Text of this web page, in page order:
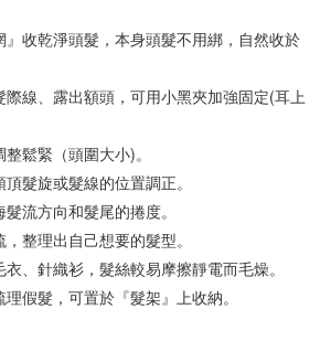
收乾淨頭髮，本身頭髮不用綁，自然收於
線、露出額頭，可用小黑夾加強固定(耳上
鬆緊（頭圍大小)。
髮旋或髮線的位置調正。
流方向和髮尾的捲度。
整理出自己想要的髮型。
、針織衫，髮絲較易摩擦靜電而毛燥。
假髮，可置於『髮架』上收納。